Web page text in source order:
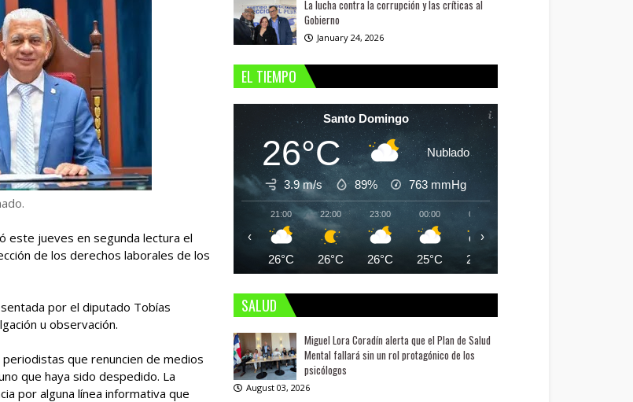
este jueves en segunda lectura el
de los derechos laborales de los
por el diputado Tobías
u observación.
que renuncien de medios
que haya sido despedido. La
por alguna línea informativa que
La lucha contra la corrupción y las críticas al
Gobierno
January 24, 2026
EL TIEMPO
Santo Domingo
26°C Nublado
3.9 m/s 89% 763 mmHg
21:00
26°C
22:00
26°C
23:00
26°C
00:00
25°C
01:00
25°C
‹ ›
SALUD
Miguel Lora Coradín alerta que el Plan de Salud
Mental fallará sin un rol protagónico de los
psicólogos
August 03, 2026